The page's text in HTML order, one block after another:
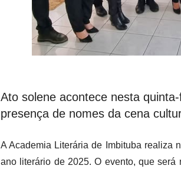
Ato solene acontece nesta
presença de nomes da cena
A Academia Literária de Imbituba realiza
ano literário de 2025. O evento, que